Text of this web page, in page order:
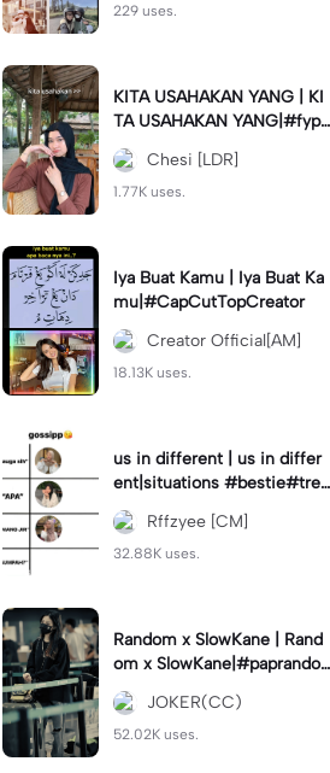
229 uses.
KITA USAHAKAN YANG | KI
TA USAHAKAN YANG|#fyp
#katakata#trend#viral
Chesi [LDR]
1.77K uses.
Iya Buat Kamu | Iya Buat Ka
mu|#CapCutTopCreator
Creator Official[AM]
18.13K uses.
us in different | us in differ
ent|situations #bestie#tren
d#trendtiktiktok
Rffzyee [CM]
32.88K uses.
Random x SlowKane | Rand
om x SlowKane|#paprando
m #6klip #estetik #fyp
JOKER(CC)
52.02K uses.